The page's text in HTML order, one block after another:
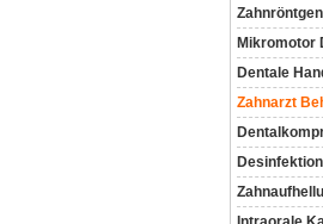
Mikromotor
Dentale
Zahnarzt